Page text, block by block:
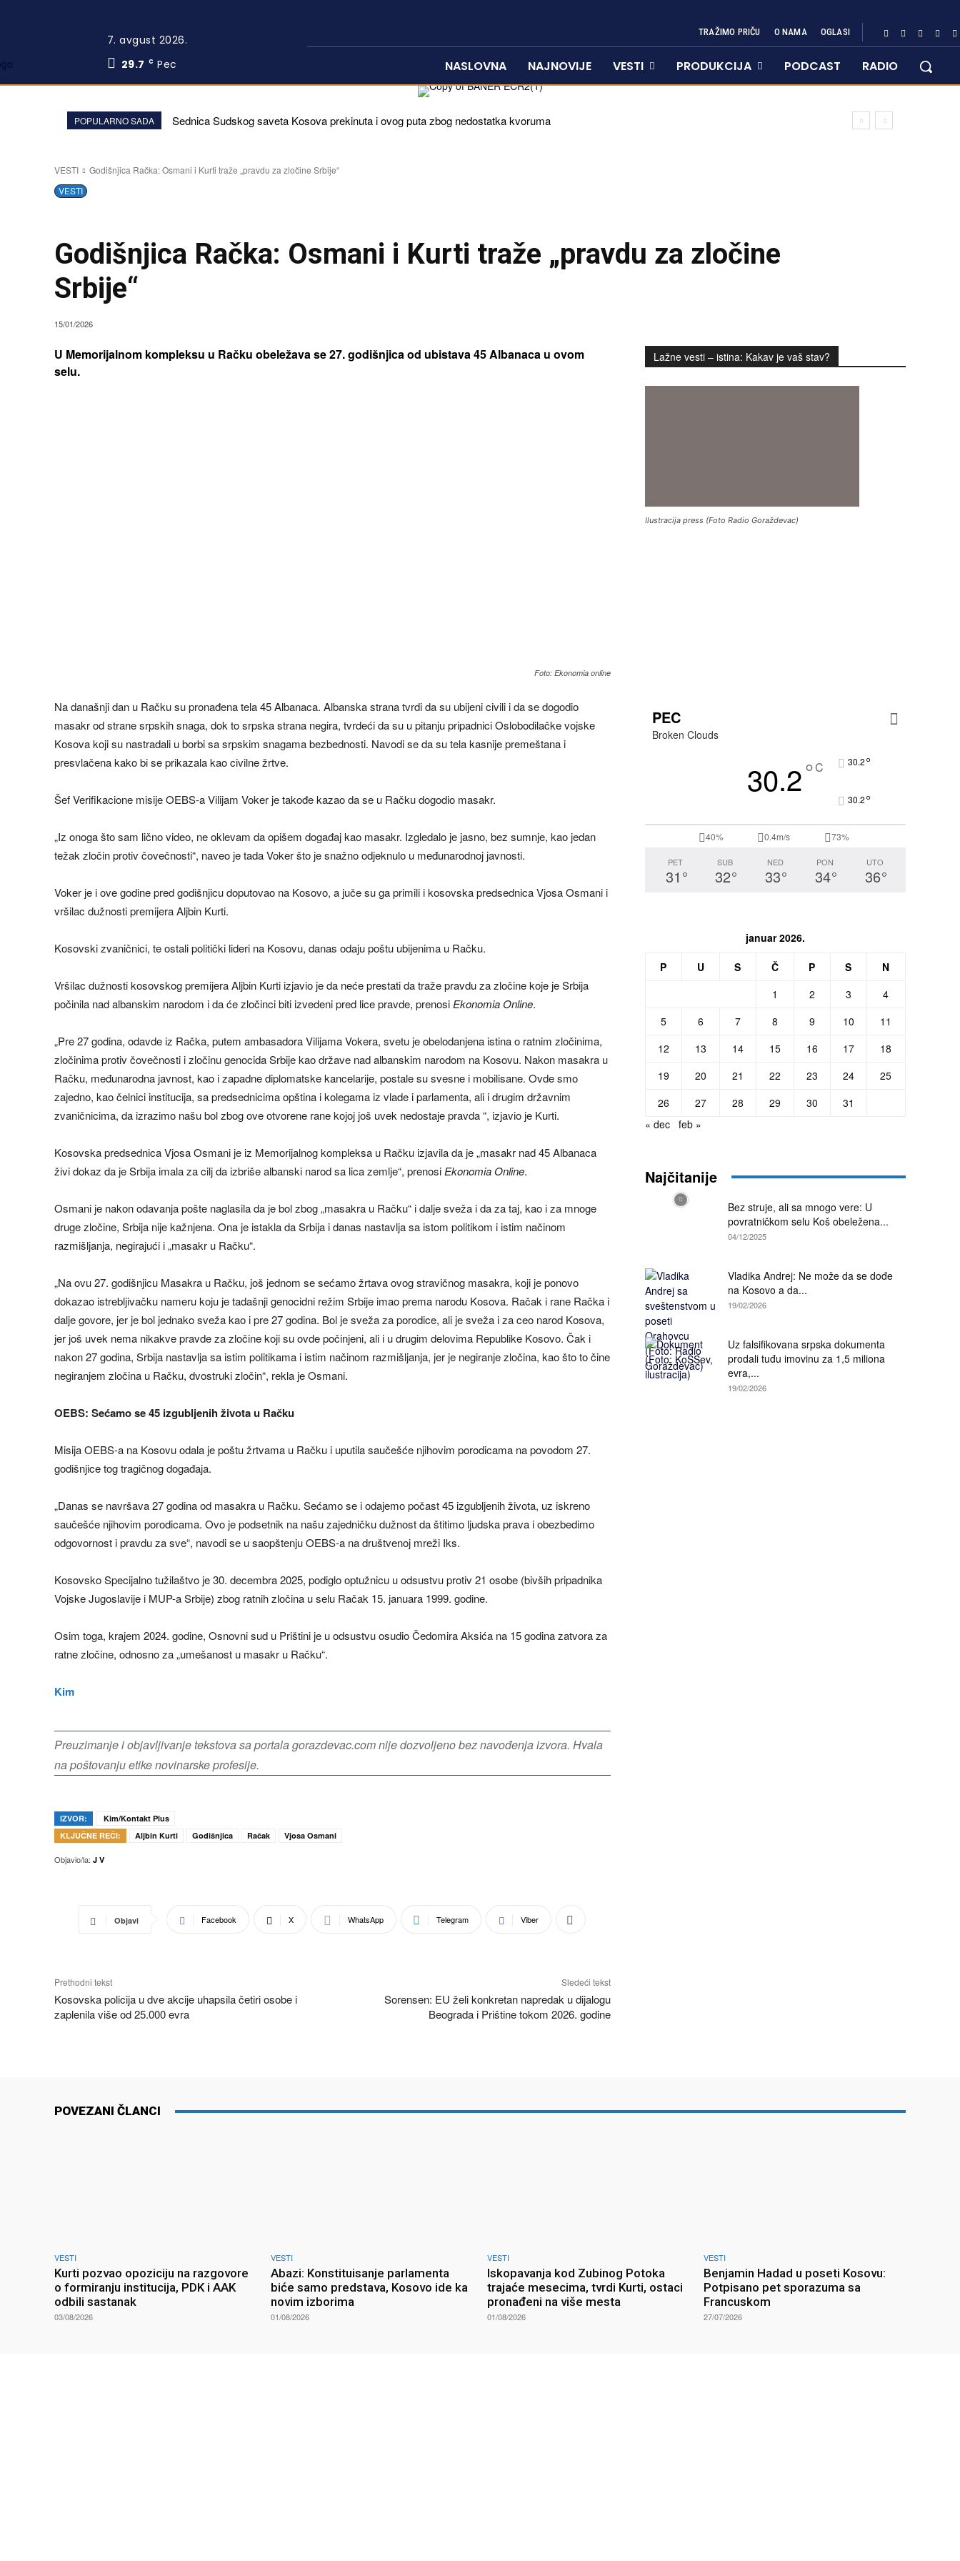
7. avgust 2026.
29.7
C Pec
TRAŽIMO PRIČU O NAMA OGLASI
NASLOVNA NAJNOVIJE VESTI PRODUKCIJA PODCAST RADIO
POPULARNO SADA Sednica Sudskog saveta Kosova prekinuta i ovog puta zbog nedostatka kvoruma
VESTI
Godišnjica Račka: Osmani i Kurti traže „pravdu za zločine Srbije“
VESTI
Godišnjica Račka: Osmani i Kurti traže „pravdu za zločine
Srbije“
15/01/2026
U Memorijalnom kompleksu u Račku obeležava se 27. godišnjica od ubistava 45 Albanaca u ovom
selu.
Foto: Ekonomia online
Na današnji dan u Račku su pronađena tela 45 Albanaca. Albanska strana tvrdi da su ubijeni civili i da se dogodio
masakr od strane srpskih snaga, dok to srpska strana negira, tvrdeći da su u pitanju pripadnici Oslobodilačke vojske
Kosova koji su nastradali u borbi sa srpskim snagama bezbednosti. Navodi se da su tela kasnije premeštana i
presvlačena kako bi se prikazala kao civilne žrtve.
Šef Verifikacione misije OEBS-a Vilijam Voker je takođe kazao da se u Račku dogodio masakr.
„Iz onoga što sam lično video, ne oklevam da opišem događaj kao masakr. Izgledalo je jasno, bez sumnje, kao jedan
težak zločin protiv čovečnosti“, naveo je tada Voker što je snažno odjeknulo u međunarodnoj javnosti.
Voker je i ove godine pred godišnjicu doputovao na Kosovo, a juče su ga primili i kosovska predsednica Vjosa Osmani i
vršilac dužnosti premijera Aljbin Kurti.
Kosovski zvaničnici, te ostali politički lideri na Kosovu, danas odaju poštu ubijenima u Račku.
Vršilac dužnosti kosovskog premijera Aljbin Kurti izjavio je da neće prestati da traže pravdu za zločine koje je Srbija
počinila nad albanskim narodom i da će zločinci biti izvedeni pred lice pravde, prenosiEkonomia Online.
„Pre 27 godina, odavde iz Račka, putem ambasadora Vilijama Vokera, svetu je obelodanjena istina o ratnim zločinima,
zločinima protiv čovečnosti i zločinu genocida Srbije kao države nad albanskim narodom na Kosovu. Nakon masakra u
Račku, međunarodna javnost, kao i zapadne diplomatske kancelarije, postale su svesne i mobilisane. Ovde smo
zajedno, kao čelnici institucija, sa predsednicima opština i kolegama iz vlade i parlamenta, ali i drugim državnim
zvaničnicima, da izrazimo našu bol zbog ove otvorene rane kojoj još uvek nedostaje pravda “, izjavio je Kurti.
Kosovska predsednica Vjosa Osmani je iz Memorijalnog kompleksa u Račku izjavila da je „masakr nad 45 Albanaca
živi dokaz da je Srbija imala za cilj da izbriše albanski narod sa lica zemlje“, prenosiEkonomia Online.
Osmani je nakon odavanja pošte naglasila da je bol zbog „masakra u Račku“ i dalje sveža i da za taj, kao i za mnoge
druge zločine, Srbija nije kažnjena. Ona je istakla da Srbija i danas nastavlja sa istom politikom i istim načinom
razmišljanja, negirajući i „masakr u Račku“.
„Na ovu 27. godišnjicu Masakra u Račku, još jednom se sećamo žrtava ovog stravičnog masakra, koji je ponovo
dokazao istrebljivačku nameru koju je tadašnji genocidni režim Srbije imao prema narodu Kosova. Račak i rane Račka i
dalje govore, jer je bol jednako sveža kao i pre 27 godina. Bol je sveža za porodice, ali je sveža i za ceo narod Kosova,
jer još uvek nema nikakve pravde za zločine koji su ovde počinjeni, ali i u drugim delovima Republike Kosovo. Čak i
nakon 27 godina, Srbija nastavlja sa istim politikama i istim načinom razmišljanja, jer je negiranje zločina, kao što to čine
negiranjem zločina u Račku, dvostruki zločin“, rekla je Osmani.
OEBS: Sećamo se 45 izgubljenih života u Račku
Misija OEBS-a na Kosovu odala je poštu žrtvama u Račku i uputila saučešće njihovim porodicama na povodom 27.
godišnjice tog tragičnog događaja.
„Danas se navršava 27 godina od masakra u Račku. Sećamo se i odajemo počast 45 izgubljenih života, uz iskreno
saučešće njihovim porodicama. Ovo je podsetnik na našu zajedničku dužnost da štitimo ljudska prava i obezbedimo
odgovornost i pravdu za sve“, navodi se u saopštenju OEBS-a na društvenoj mreži Iks.
Kosovsko Specijalno tužilaštvo je 30. decembra 2025, podiglo optužnicu u odsustvu protiv 21 osobe (bivših pripadnika
Vojske Jugoslavije i MUP-a Srbije) zbog ratnih zločina u selu Račak 15. januara 1999. godine.
Osim toga, krajem 2024. godine, Osnovni sud u Prištini je u odsustvu osudio Čedomira Aksića na 15 godina zatvora za
ratne zločine, odnosno za „umešanost u masakr u Račku“.
Kim
Preuzimanje i objavljivanje tekstova sa portala gorazdevac.com nije dozvoljeno bez navođenja izvora. Hvala
na poštovanju etike novinarske profesije.
IZVOR:
Kim/Kontakt Plus
KLJUČNE REČI:
Aljbin Kurti Godišnjica Račak Vjosa Osmani
Objavio/la: J V
Objavi Facebook X WhatsApp Telegram Viber
Prethodni tekst
Kosovska policija u dve akcije uhapsila četiri osobe i
zaplenila više od 25.000 evra
Sledeći tekst
Sorensen: EU želi konkretan napredak u dijalogu
Beograda i Prištine tokom 2026. godine
Lažne vesti – istina: Kakav je vaš stav?
Ilustracija press (Foto Radio Goraždevac)
PEC
Broken Clouds
30.2°C 30.2°
30.2°
40% 0.4m/s 73%
PET
31 °
SUB
32°
NED
33°
PON
34°
UTO
36°
januar 2026.
P U S Č P S
N
1
2 3
4
5
6 7 8 9 10
11
12
13 14 15 16 17
18
19
20 21 22 23 24
25
26
27 28 29 30
31
« dec
feb »
Najčitanije
Bez struje, ali sa mnogo vere: U
povratničkom selu Koš obeležena...
04/12/2025
Vladika Andrej: Ne može da se dođe
na Kosovo a da...
19/02/2026
Uz falsifikovana srpska dokumenta
prodali tuđu imovinu za 1,5 miliona
evra,...
19/02/2026
POVEZANI ČLANCI
VESTI
Kurti pozvao opoziciju na razgovore
o formiranju institucija, PDK i AAK
odbili sastanak
03/08/2026
VESTI
Abazi: Konstituisanje parlamenta
biće samo predstava, Kosovo ide ka
novim izborima
01/08/2026
VESTI
Iskopavanja kod Zubinog Potoka
trajaće mesecima, tvrdi Kurti, ostaci
pronađeni na više mesta
01/08/2026
VESTI
Benjamin Hadad u poseti Kosovu:
Potpisano pet sporazuma sa
Francuskom
27/07/2026